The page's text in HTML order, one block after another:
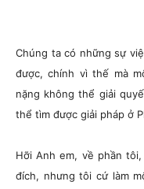
Chúng ta có những sự
được, chính vì thế mà
nặng không thể giải
thể tìm được giải pháp ở
Hỡi Anh em, về phần
đích, nhưng tôi cứ làm